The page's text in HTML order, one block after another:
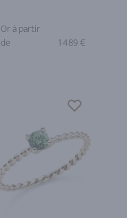
Or à partir
de
1 489 €